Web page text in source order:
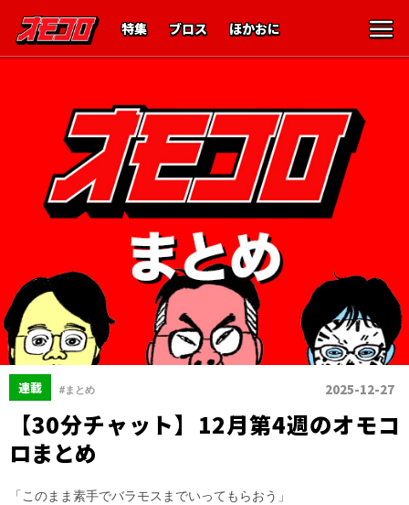
特集 ブロス ほかおに
連載 #まとめ 2025-12-27
【30分チャット】12月第4週のオモコ
ロまとめ
「このまま素手でバラモスまでいってもらおう」